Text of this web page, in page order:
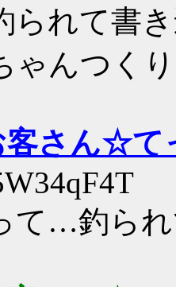
られて書
んつく
客さん☆て
て…釣ら